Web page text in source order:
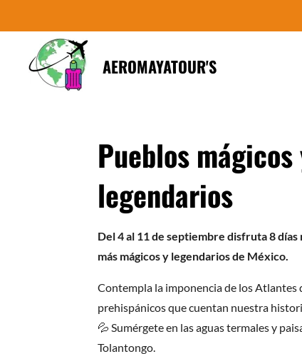
contenido
principal
AEROMAYATOUR'S
Pueblos
legendarios
Del 4 al 11 de septiembre disfruta 8
más mágicos y legendarios de México.
Contempla la imponencia de los Atlantes
prehispánicos que cuentan nuestra
💦 Sumérgete en las aguas termales y
Tolantongo.